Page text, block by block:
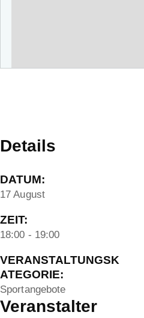
Details
DATUM:
17 August
ZEIT:
18:00 - 19:00
VERANSTALTUNGSK
ATEGORIE:
Sportangebote
Veranstalter